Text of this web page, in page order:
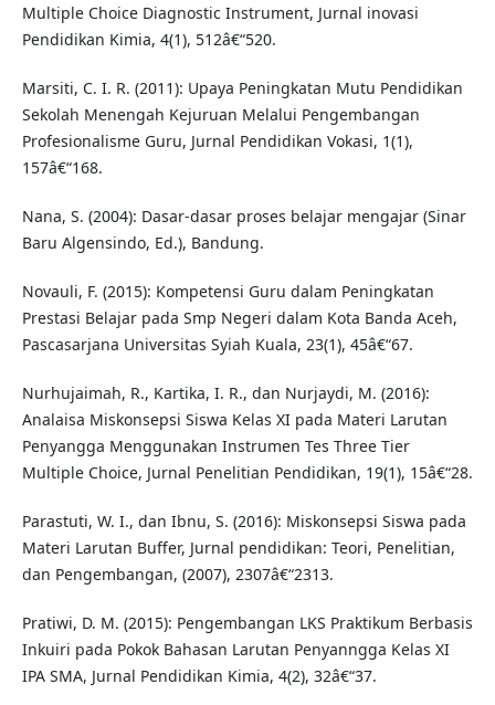
Multiple Choice Diagnostic Instrument, Jurnal inovasi
Pendidikan Kimia, 4(1), 512â€“520.
Marsiti, C. I. R. (2011): Upaya Peningkatan Mutu Pendidikan
Sekolah Menengah Kejuruan Melalui Pengembangan
Profesionalisme Guru, Jurnal Pendidikan Vokasi, 1(1),
157â€“168.
Nana, S. (2004): Dasar-dasar proses belajar mengajar (Sinar
Baru Algensindo, Ed.), Bandung.
Novauli, F. (2015): Kompetensi Guru dalam Peningkatan
Prestasi Belajar pada Smp Negeri dalam Kota Banda Aceh,
Pascasarjana Universitas Syiah Kuala, 23(1), 45â€“67.
Nurhujaimah, R., Kartika, I. R., dan Nurjaydi, M. (2016):
Analaisa Miskonsepsi Siswa Kelas XI pada Materi Larutan
Penyangga Menggunakan Instrumen Tes Three Tier
Multiple Choice, Jurnal Penelitian Pendidikan, 19(1), 15â€“28.
Parastuti, W. I., dan Ibnu, S. (2016): Miskonsepsi Siswa pada
Materi Larutan Buffer, Jurnal pendidikan: Teori, Penelitian,
dan Pengembangan, (2007), 2307â€“2313.
Pratiwi, D. M. (2015): Pengembangan LKS Praktikum Berbasis
Inkuiri pada Pokok Bahasan Larutan Penyanngga Kelas XI
IPA SMA, Jurnal Pendidikan Kimia, 4(2), 32â€“37.